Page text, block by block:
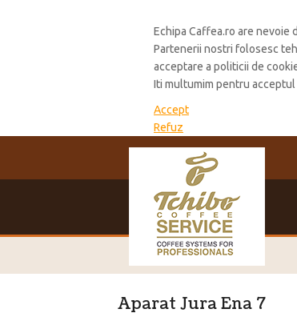
Echipa Caffea.ro are nevoie
Partenerii nostri folosesc
acceptare a politicii de
Iti multumim pentru acceptul
Accept
Refuz
Aparat Jura Ena 7